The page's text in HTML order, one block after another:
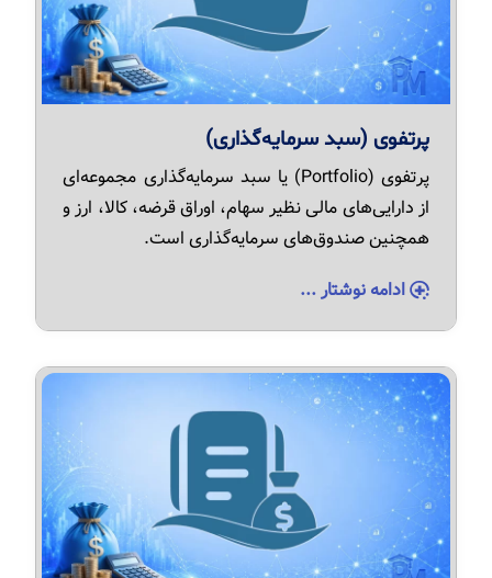
پرتفوی (سبد سرمایه‌گذاری)
پرتفوی (Portfolio) یا سبد سرمایه‌گذاری مجموعه‌ای
از دارایی‌های مالی نظیر سهام، اوراق قرضه، کالا، ارز و
همچنین صندوق‌های سرمایه‌گذاری است.
ادامه نوشتار ...